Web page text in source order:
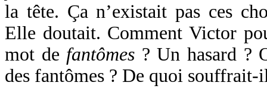
la tête. Ça n’existait pas ces
Elle doutait. Comment Victor
mot de fantômes ? Un hasard ?
des fantômes ? De quoi souffrait-